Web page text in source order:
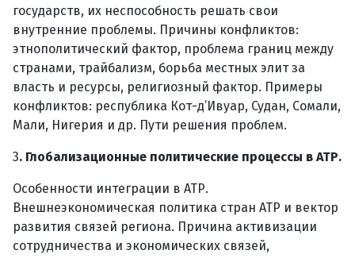
государств, их неспособность решать свои
внутренние проблемы. Причины конфликтов:
этнополитический фактор, проблема границ между
странами, трайбализм, борьба местных элит за
власть и ресурсы, религиозный фактор. Примеры
конфликтов: республика Кот-д’Ивуар, Судан, Сомали,
Мали, Нигерия и др. Пути решения проблем.
3. Глобализационные политические процессы в АТР.
Особенности интеграции в АТР.
Внешнеэкономическая политика стран АТР и вектор
развития связей региона. Причина активизации
сотрудничества и экономических связей,